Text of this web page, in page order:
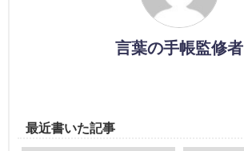
言葉の手帳監修者
最近書いた記事